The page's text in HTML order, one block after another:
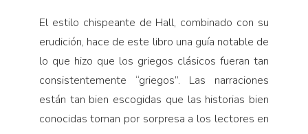
El estilo chispeante de Hall, combinado con su
erudición, hace de este libro una guía notable de
lo que hizo que los griegos clásicos fueran tan
consistentemente “griegos”. Las narraciones
están tan bien escogidas que las historias bien
conocidas toman por sorpresa a los lectores en